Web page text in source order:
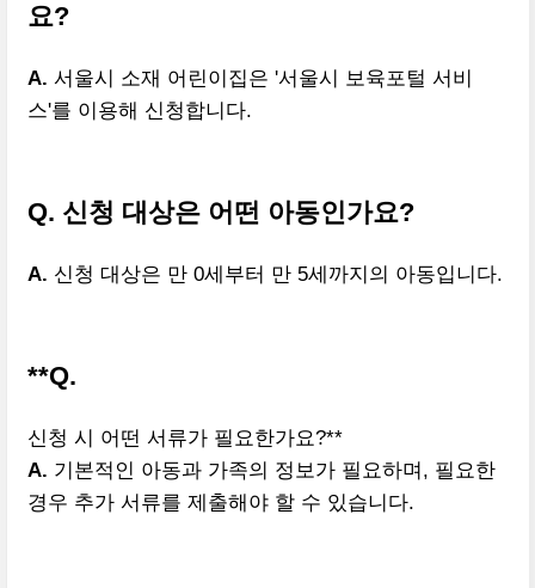
요?
A. 서울시 소재 어린이집은 '서울시 보육포털 서비
스'를 이용해 신청합니다.
Q. 신청 대상은 어떤 아동인가요?
A. 신청 대상은 만 0세부터 만 5세까지의 아동입니다.
**Q.
신청 시 어떤 서류가 필요한가요?**
A. 기본적인 아동과 가족의 정보가 필요하며, 필요한
경우 추가 서류를 제출해야 할 수 있습니다.